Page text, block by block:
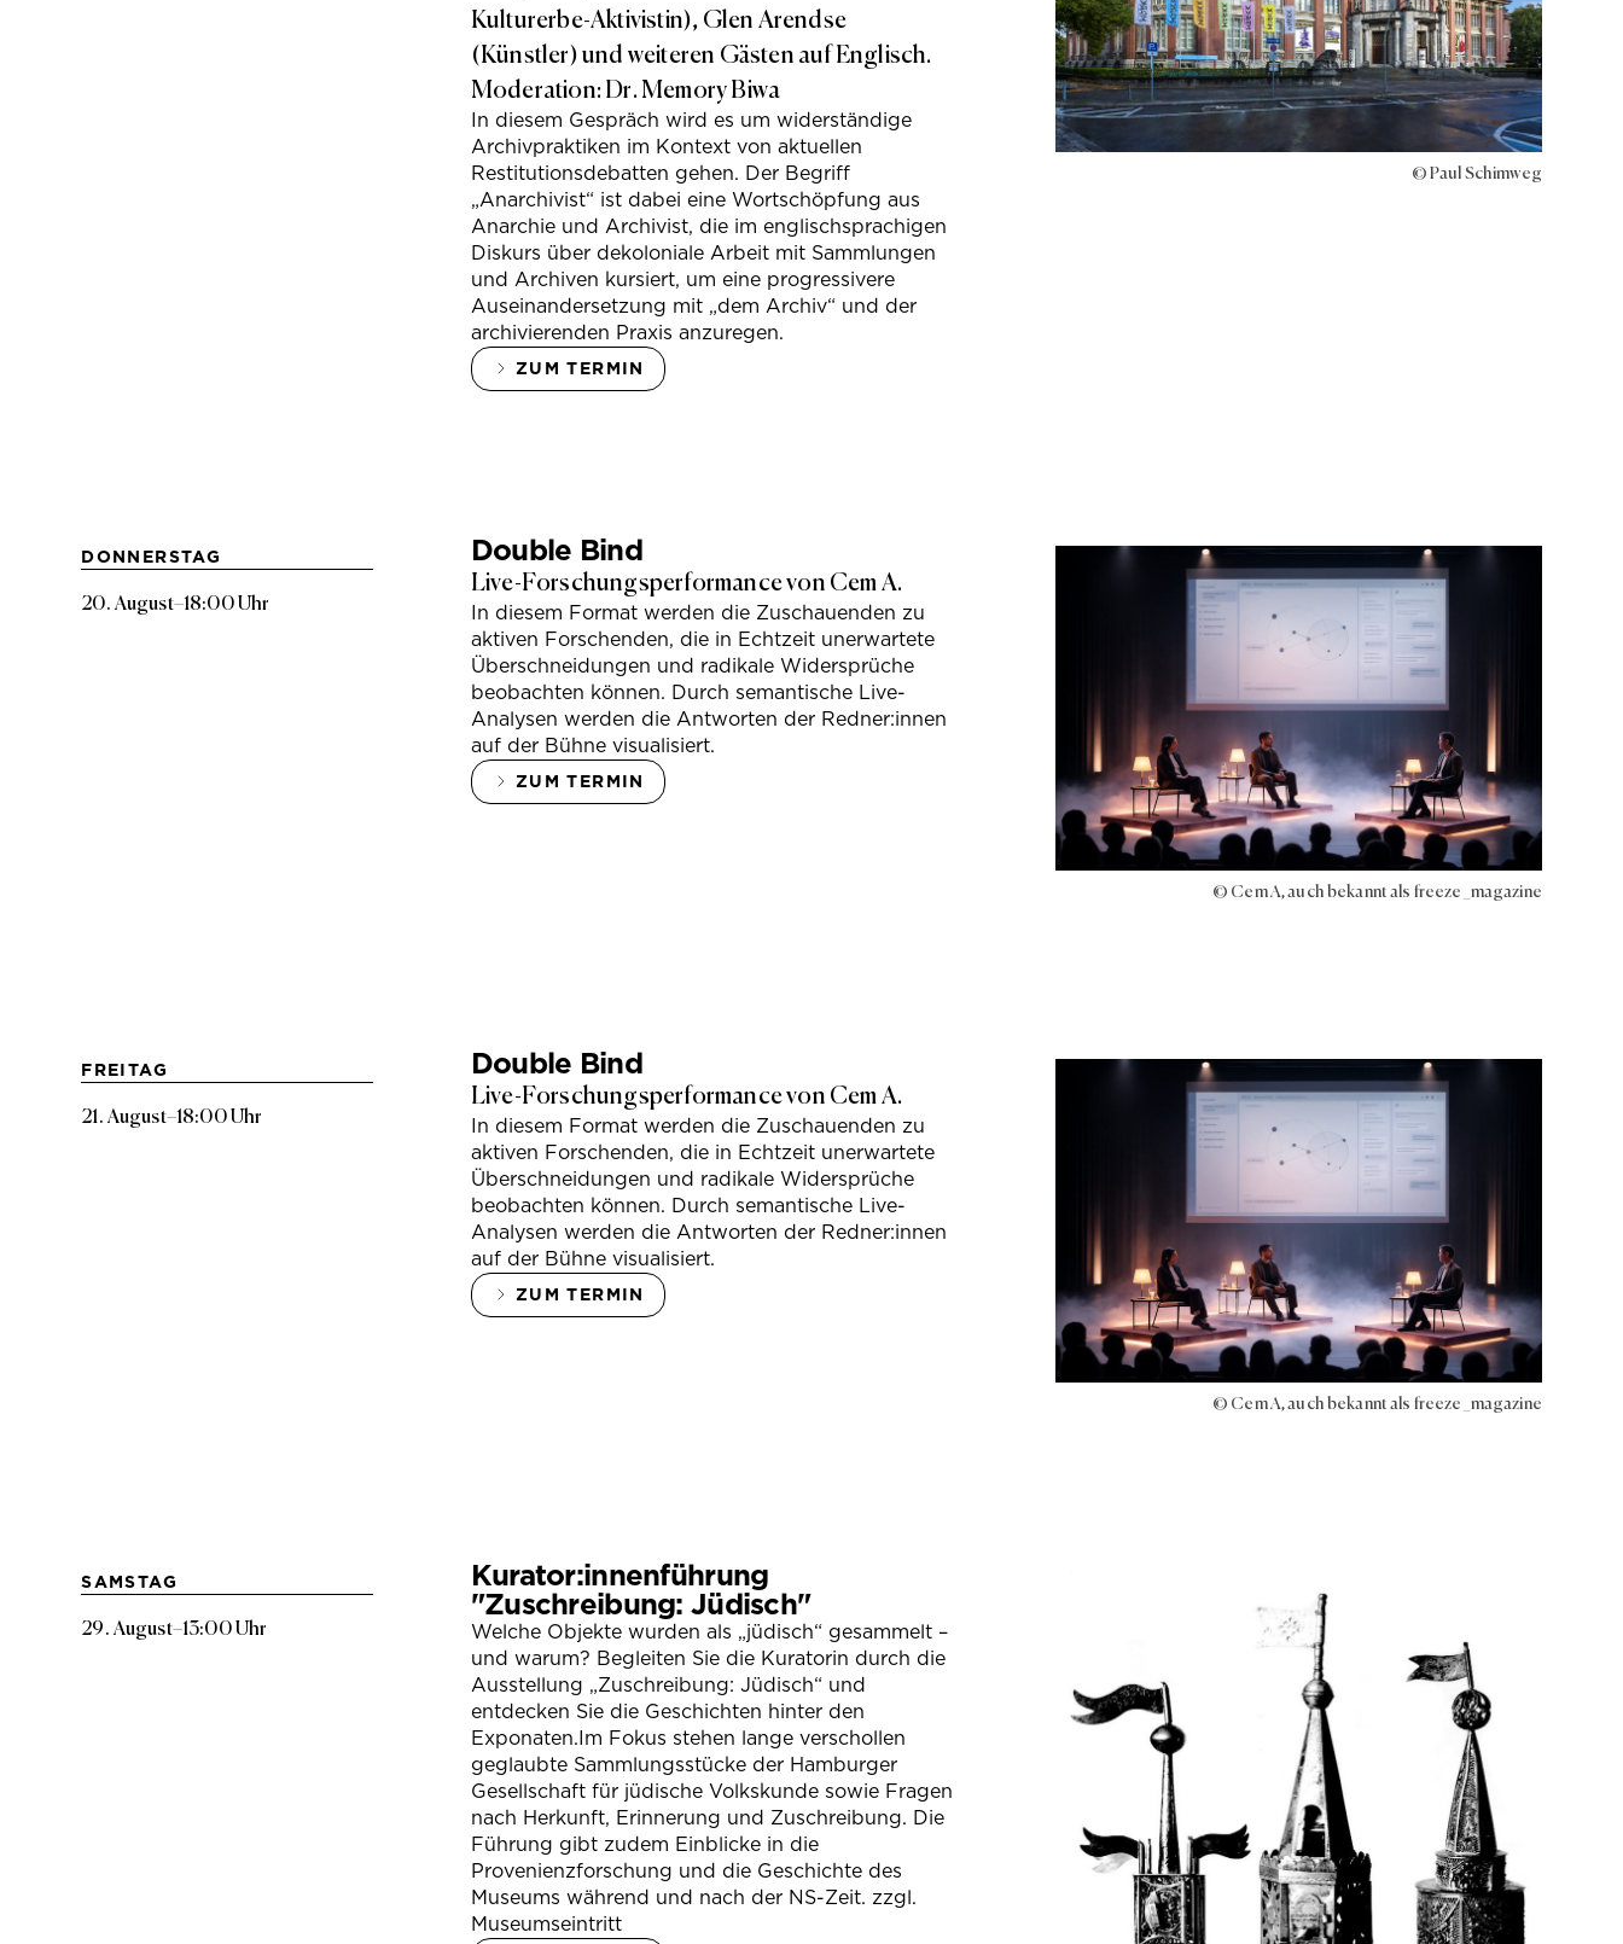
Kulturerbe-Aktivistin), Glen Arendse
(Künstler) und weiteren Gästen auf Englisch.
Moderation: Dr. Memory Biwa
In diesem Gespräch wird es um widerständige
Archivpraktiken im Kontext von aktuellen
Restitutionsdebatten gehen. Der Begriff
„Anarchivist“ ist dabei eine Wortschöpfung aus
Anarchie und Archivist, die im englischsprachigen
Diskurs über dekoloniale Arbeit mit Sammlungen
und Archiven kursiert, um eine progressivere
Auseinandersetzung mit „dem Archiv“ und der
archivierenden Praxis anzuregen.
ZUM TERMIN
© Paul Schimweg
DONNERSTAG
20. August–18:00 Uhr
Double Bind
Live-Forschungsperformance von Cem A.
In diesem Format werden die Zuschauenden zu
aktiven Forschenden, die in Echtzeit unerwartete
Überschneidungen und radikale Widersprüche
beobachten können. Durch semantische Live-
Analysen werden die Antworten der Redner:innen
auf der Bühne visualisiert.
ZUM TERMIN
© Cem A, auch bekannt als freeze_magazine
FREITAG
21. August–18:00 Uhr
Double Bind
Live-Forschungsperformance von Cem A.
In diesem Format werden die Zuschauenden zu
aktiven Forschenden, die in Echtzeit unerwartete
Überschneidungen und radikale Widersprüche
beobachten können. Durch semantische Live-
Analysen werden die Antworten der Redner:innen
auf der Bühne visualisiert.
ZUM TERMIN
© Cem A, auch bekannt als freeze_magazine
SAMSTAG
29. August–13:00 Uhr
Kurator:innenführung
"Zuschreibung: Jüdisch"
Welche Objekte wurden als „jüdisch“ gesammelt –
und warum? Begleiten Sie die Kuratorin durch die
Ausstellung „Zuschreibung: Jüdisch“ und
entdecken Sie die Geschichten hinter den
Exponaten.Im Fokus stehen lange verschollen
geglaubte Sammlungsstücke der Hamburger
Gesellschaft für jüdische Volkskunde sowie Fragen
nach Herkunft, Erinnerung und Zuschreibung. Die
Führung gibt zudem Einblicke in die
Provenienzforschung und die Geschichte des
Museums während und nach der NS-Zeit. zzgl.
Museumseintritt